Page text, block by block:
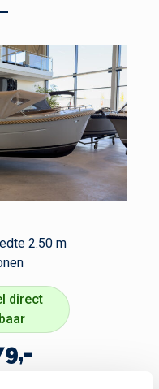
2.50 m
direct